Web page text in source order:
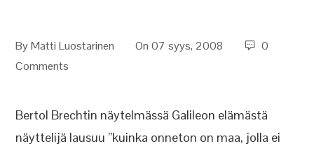
ByMatti Luostarinen On 07 syys, 2008
0
Comments
Bertol Brechtin näytelmässä Galileon elämästä
näyttelijä lausuu ”kuinka onneton on maa, jolla ei